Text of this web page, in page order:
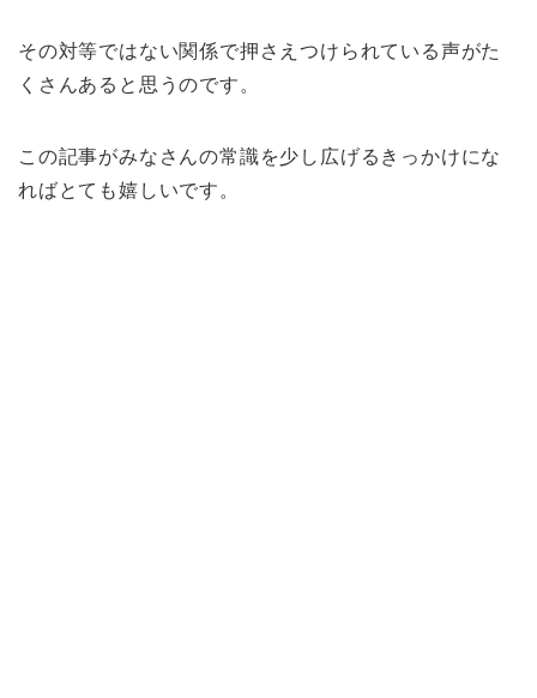
その対等ではない関係で押さえつけられている声がた
くさんあると思うのです。
この記事がみなさんの常識を少し広げるきっかけにな
ればとても嬉しいです。